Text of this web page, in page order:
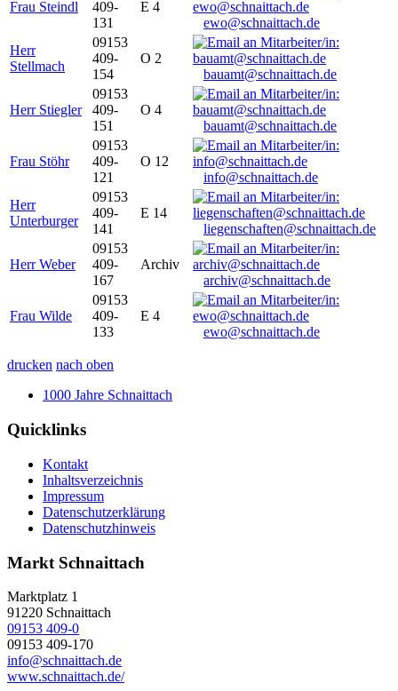
Frau Steindl
409-
131
E 4
ewo@schnaittach.de
Herr
Stellmach
09153
409-
154
O 2
bauamt@schnaittach.de
Herr Stiegler
09153
409-
151
O 4
bauamt@schnaittach.de
Frau Stöhr
09153
409-
121
O 12
info@schnaittach.de
Herr
Unterburger
09153
409-
141
E 14
liegenschaften@schnaittach.de
Herr Weber
09153
409-
167
Archiv
archiv@schnaittach.de
Frau Wilde
09153
409-
133
E 4
ewo@schnaittach.de
drucken nach oben
1000 Jahre Schnaittach
Quicklinks
Kontakt
Inhaltsverzeichnis
Impressum
Datenschutzerklärung
Datenschutzhinweis
Markt Schnaittach
Marktplatz 1
91220 Schnaittach
09153 409-0
09153 409-170
info@schnaittach.de
www.schnaittach.de/